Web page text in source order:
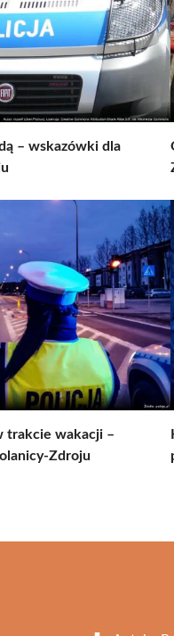
– wskazówki dla
trakcie wakacji –
Zdroju